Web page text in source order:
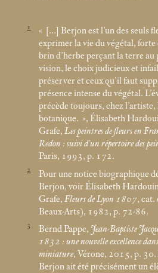
1 « […] Berjon est l’un des seuls
exprimer la vie du végétal, forte
brin d’herbe perçant la terre au
vision, le choix judicieux et
préserver et ceux qu’il faut
présence intense du végétal.
précède toujours, chez
botanique. », Élisabeth
Grafe, Les peintres de fleurs en
Redon : suivi d’un répertoire des
Paris, 1993, p. 172.
2
Pour une notice biographique
Berjon, voir Élisabeth
Grafe, Fleurs de Lyon 1807, cat.
Beaux-Arts), 1982, p. 72-86.
3 Bernd Pappe, Jean-Baptiste
1832 : une nouvelle excellence
miniature, Vérone, 2015, p. 30.
Berjon ait été précisément un